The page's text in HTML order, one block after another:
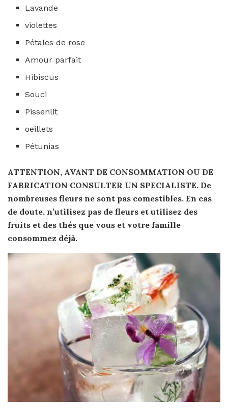
Lavande
violettes
Pétales de rose
Amour parfait
Hibiscus
Souci
Pissenlit
oeillets
Pétunias
ATTENTION, AVANT DE CONSOMMATION OU DE
FABRICATION CONSULTER UN SPECIALISTE. De
nombreuses fleurs ne sont pas comestibles. En cas
de doute, n’utilisez pas de fleurs et utilisez des
fruits et des thés que vous et votre famille
consommez déjà.